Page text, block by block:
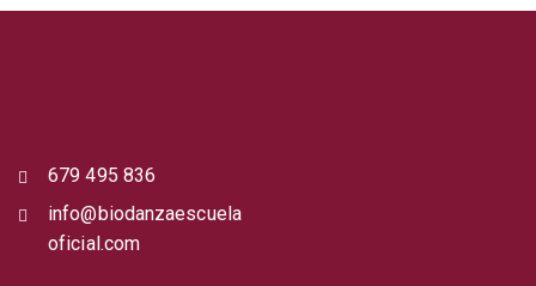
679 495 836
info@biodanzaescuela
oficial.com